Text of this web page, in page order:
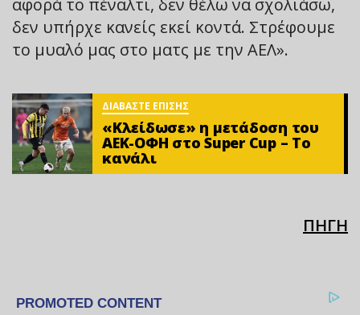
δεν υπήρχε κανείς εκεί κοντά. Στρέφουμε
το μυαλό μας στο ματς με την ΑΕΛ».
ΔΙΑΒΑΣΤΕ ΕΠΙΣΗΣ
«Κλείδωσε» η μετάδοση του
ΑΕΚ-ΟΦΗ στο Super Cup – Το
κανάλι
ΠΗΓΗ